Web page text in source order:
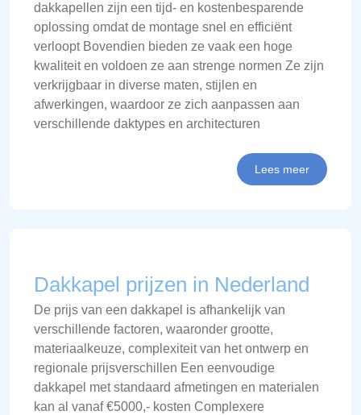
dakkapellen zijn een tijd- en kostenbesparende
oplossing omdat de montage snel en efficiënt
verloopt Bovendien bieden ze vaak een hoge
kwaliteit en voldoen ze aan strenge normen Ze zijn
verkrijgbaar in diverse maten, stijlen en
afwerkingen, waardoor ze zich aanpassen aan
verschillende daktypes en architecturen
Lees meer
Dakkapel prijzen in Nederland
De prijs van een dakkapel is afhankelijk van
verschillende factoren, waaronder grootte,
materiaalkeuze, complexiteit van het ontwerp en
regionale prijsverschillen Een eenvoudige
dakkapel met standaard afmetingen en materialen
kan al vanaf €5000,- kosten Complexere